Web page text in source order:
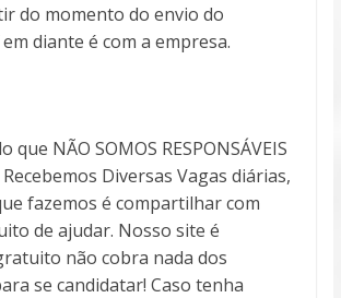
do momento do envio do
diante é com a empresa.
que NÃO SOMOS RESPONSÁVEIS
Diversas Vagas diárias,
fazemos é compartilhar com
de ajudar. Nosso site é
não cobra nada dos
se candidatar! Caso tenha